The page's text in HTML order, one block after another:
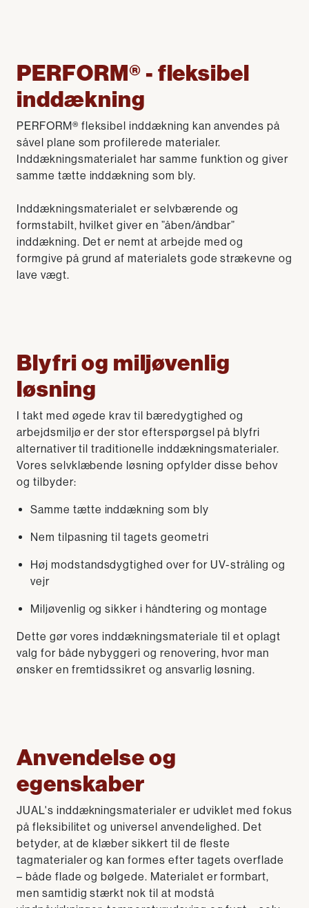
PERFORM® - fleksibel
inddækning
PERFORM® fleksibel inddækning kan anvendes på
såvel plane som profilerede materialer.
Inddækningsmaterialet har samme funktion og giver
samme tætte inddækning som bly.
Inddækningsmaterialet er selvbærende og
formstabilt, hvilket giver en ”åben/åndbar”
inddækning. Det er nemt at arbejde med og
formgive på grund af materialets gode strækevne og
lave vægt.
Blyfri og miljøvenlig
løsning
I takt med øgede krav til bæredygtighed og
arbejdsmiljø er der stor efterspørgsel på blyfri
alternativer til traditionelle inddækningsmaterialer.
Vores selvklæbende løsning opfylder disse behov
og tilbyder:
Samme tætte inddækning som bly
Nem tilpasning til tagets geometri
Høj modstandsdygtighed over for UV-stråling og
vejr
Miljøvenlig og sikker i håndtering og montage
Dette gør vores inddækningsmateriale til et oplagt
valg for både nybyggeri og renovering, hvor man
ønsker en fremtidssikret og ansvarlig løsning.
Anvendelse og
egenskaber
JUAL's inddækningsmaterialer er udviklet med fokus
på fleksibilitet og universel anvendelighed. Det
betyder, at de klæber sikkert til de fleste
tagmaterialer og kan formes efter tagets overflade
– både flade og bølgede. Materialet er formbart,
men samtidig stærkt nok til at modstå